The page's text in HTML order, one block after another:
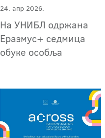
24. апр 2026.
На УНИБЛ одржана
Еразмус+ седмица
обуке особља